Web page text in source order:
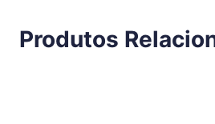
Produtos